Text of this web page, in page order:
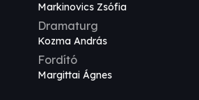
Markinovics Zsófia
Dramaturg
Kozma András
Fordító
Margittai Ágnes